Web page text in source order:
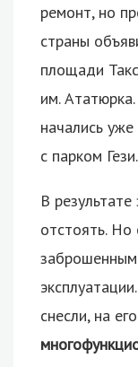
ремонт, но
страны
площади
им.
начались
с парком Гези.
В
отстоять. Но
снесли, на